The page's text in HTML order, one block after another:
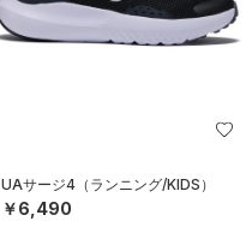
UAサージ4（ランニング/KIDS）
￥6,490